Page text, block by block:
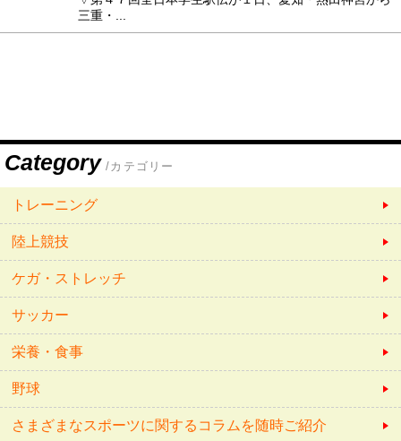
三重・...
Category /カテゴリー
トレーニング
陸上競技
ケガ・ストレッチ
サッカー
栄養・食事
野球
さまざまなスポーツに関するコラムを随時ご紹介